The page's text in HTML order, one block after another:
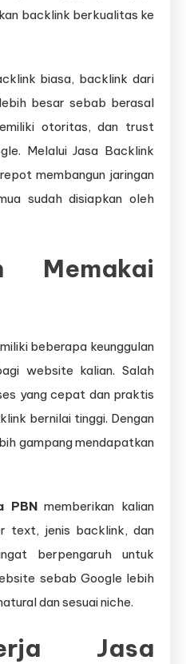
backlink berkualitas ke
biasa, backlink dari
besar sebab berasal
otoritas, dan trust
Melalui Jasa Backlink
membangun jaringan
sudah disiapkan oleh
Memakai
beberapa keunggulan
website kalian. Salah
yang cepat dan praktis
bernilai tinggi. Dengan
gampang mendapatkan
PBNmemberikan kalian
text, jenis backlink, dan
berpengaruh untuk
sebab Google lebih
dan sesuai niche.
Jasa